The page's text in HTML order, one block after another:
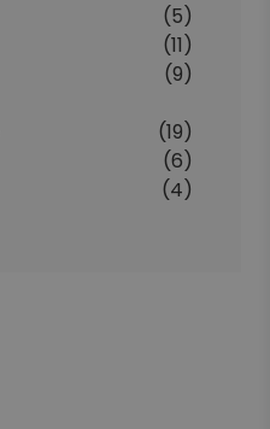
(5)
(11)
(9)
(19)
(6)
(4)